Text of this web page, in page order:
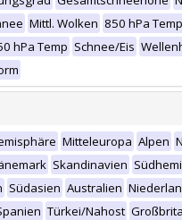
Mittl. Wolken 850 hPa
hPa Temp Schnee/Eis
Mitteleuropa Alpen
Skandinavien
Südasien Australien
Türkei/Nahost